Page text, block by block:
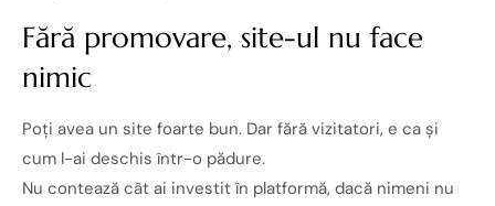
Fără promovare, site-ul nu face
nimic
Poți avea un site foarte bun. Dar fără vizitatori, e ca și
cum l-ai deschis într-o pădure.
Nu contează cât ai investit în platformă, dacă nimeni nu